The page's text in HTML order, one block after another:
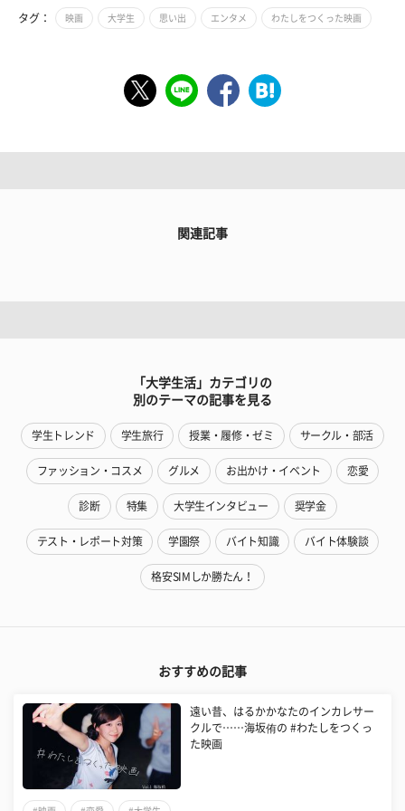
タグ： 映画 大学生 思い出 エンタメ わたしをつくった映画
関連記事
「大学生活」カテゴリの
別のテーマの記事を見る
学生トレンド 学生旅行 授業・履修・ゼミ サークル・部活
ファッション・コスメ グルメ お出かけ・イベント 恋愛
診断 特集 大学生インタビュー 奨学金
テスト・レポート対策 学園祭 バイト知識 バイト体験談
格安SIMしか勝たん！
おすすめの記事
遠い昔、はるかかなたのインカレサー
クルで……海坂侑の #わたしをつくっ
た映画